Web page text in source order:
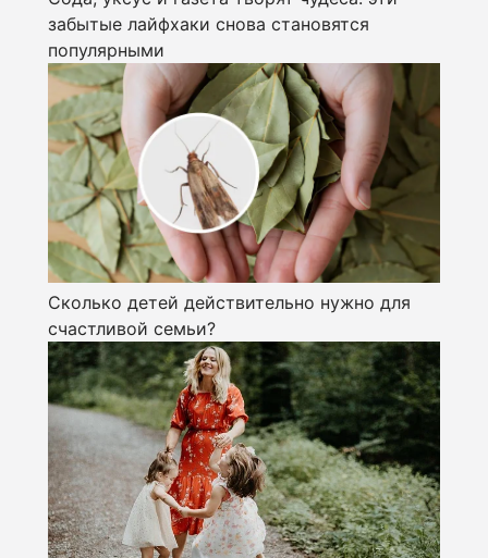
забытые лайфхаки снова становятся
популярными
Сколько детей действительно нужно для
счастливой семьи?